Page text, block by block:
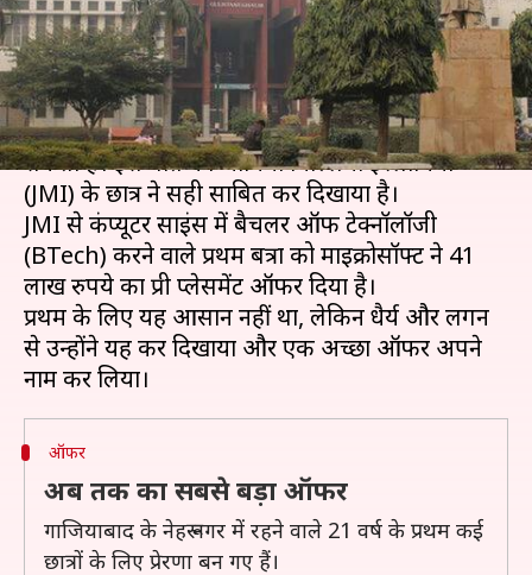
लेखन मोना दीक्षित May 14, 2020 05:39 pm
क्या है खबर?
दृढ़ संकल्प और मेहनत से कोई भी कुछ भी प्राप्त कर
सकता है। इस बात को जामिया मिल्लिया इस्लामिया
(JMI) के छात्र ने सही साबित कर दिखाया है।
JMI से कंप्यूटर साइंस में बैचलर ऑफ टेक्नॉलॉजी
(BTech) करने वाले प्रथम बत्रा को माइक्रोसॉफ्ट ने 41
लाख रुपये का प्री प्लेसमेंट ऑफर दिया है।
प्रथम के लिए यह आसान नहीं था, लेकिन धैर्य और लगन
से उन्होंने यह कर दिखाया और एक अच्छा ऑफर अपने
ऑफर
अब तक का सबसे बड़ा ऑफर
गाजियाबाद के नेहरू नगर में रहने वाले 21 वर्ष के प्रथम कई
छात्रों के लिए प्रेरणा बन गए हैं।